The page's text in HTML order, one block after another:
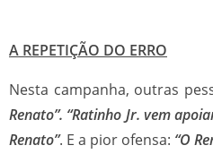
A REPETIÇÃO DO ERRO
Nesta campanha, outras
Renato”. “Ratinho Jr. vem
Renato”. E a pior ofensa: “O